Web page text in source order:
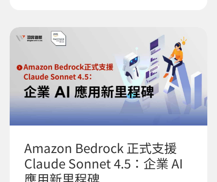
Amazon Bedrock 正式支援
Claude Sonnet 4.5：企業 AI
應用新里程碑